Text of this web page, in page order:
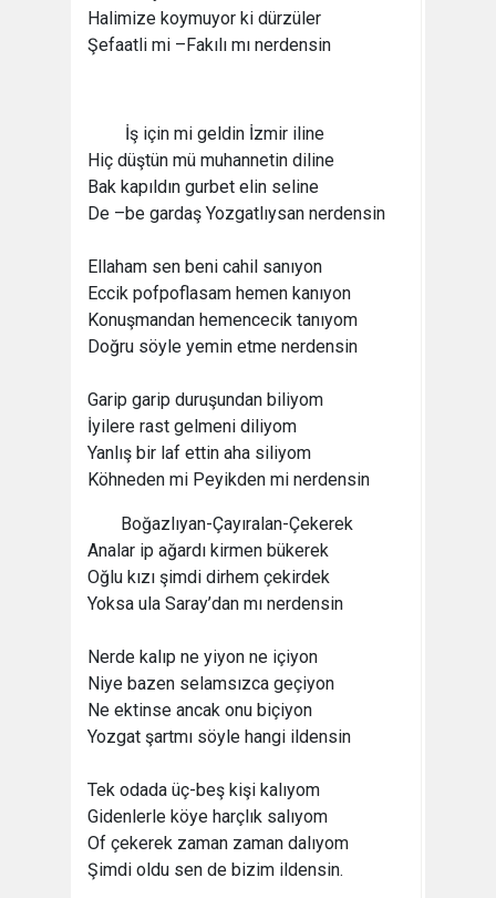
Halimize koymuyor ki dürzüler
Şefaatli mi –Fakılı mı nerdensin
İş için mi geldin İzmir iline
Hiç düştün mü muhannetin diline
Bak kapıldın gurbet elin seline
De –be gardaş Yozgatlıysan nerdensin
Ellaham sen beni cahil sanıyon
Eccik pofpoflasam hemen kanıyon
Konuşmandan hemencecik tanıyom
Doğru söyle yemin etme nerdensin
Garip garip duruşundan biliyom
İyilere rast gelmeni diliyom
Yanlış bir laf ettin aha siliyom
Köhneden mi Peyikden mi nerdensin
Boğazlıyan-Çayıralan-Çekerek
Analar ip ağardı kirmen bükerek
Oğlu kızı şimdi dirhem çekirdek
Yoksa ula Saray’dan mı nerdensin
Nerde kalıp ne yiyon ne içiyon
Niye bazen selamsızca geçiyon
Ne ektinse ancak onu biçiyon
Yozgat şartmı söyle hangi ildensin
Tek odada üç-beş kişi kalıyom
Gidenlerle köye harçlık salıyom
Of çekerek zaman zaman dalıyom
Şimdi oldu sen de bizim ildensin.